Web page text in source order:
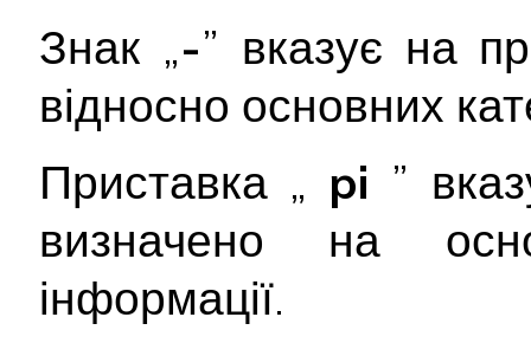
Знак „-” вказує на
відносно основних
Приставка „ pi ”
визначено на
інформації.